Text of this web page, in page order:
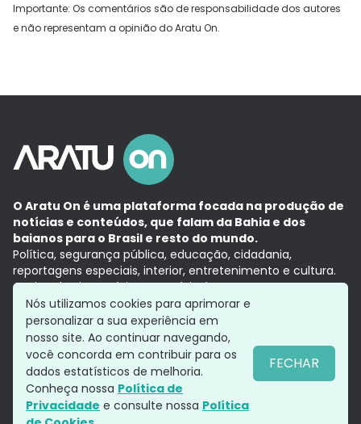
Importante: Os comentários são de responsabilidade dos autores
e não representam a opinião do Aratu On.
O Aratu On é uma plataforma focada na produção de
notícias e conteúdos, que falam da Bahia e dos
baianos para o Brasil e resto do mundo.
Política, segurança pública, educação, cidadania,
reportagens especiais, interior, entretenimento e cultura.
Aqui, tudo vira notícia e a notícia é no tempo presente,
com a credibilidade do Grupo Aratu.
Grupo Aratu
Política de privacidade
Siga-nos
Nós utilizamos cookies para aprimorar e
personalizar a sua experiência em
nosso site. Ao continuar navegando,
você concorda em contribuir para os
dados estatísticos de melhoria.
Conheça nossa Política de
Privacidade e consulte nossa Política
FECHAR